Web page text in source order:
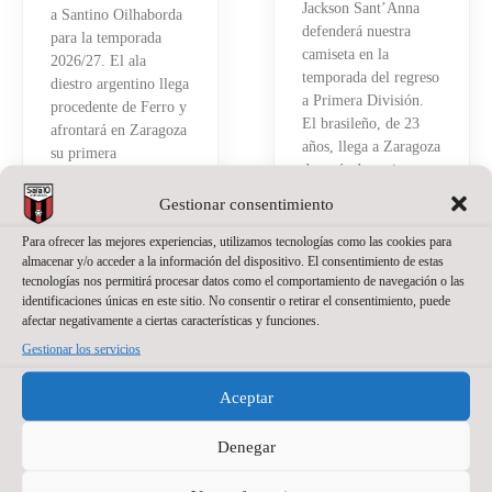
Gestionar consentimiento
Para ofrecer las mejores experiencias, utilizamos tecnologías como las cookies para
almacenar y/o acceder a la información del dispositivo. El consentimiento de estas
tecnologías nos permitirá procesar datos como el comportamiento de navegación o las
identificaciones únicas en este sitio. No consentir o retirar el consentimiento, puede
afectar negativamente a ciertas características y funciones.
Gestionar los servicios
Aceptar
Denegar
a Santino Oilhaborda
para la temporada
2026/27. El ala
diestro argentino llega
procedente de Ferro y
afrontará en Zaragoza
su primera
fútbol sala español.
Tiene 21 años, pero
detrás hay ya bastante
recorrido.
Read More »
Jackson Sant’Anna
defenderá nuestra
camiseta en la
temporada del regreso
a Primera División.
El brasileño, de 23
años, llega a Zaragoza
después de varias
compitiendo como
portero titular en
Brasil
Read More »